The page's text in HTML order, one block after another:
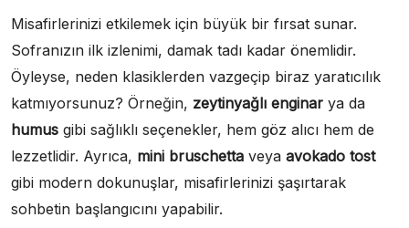
Misafirlerinizi etkilemek için büyük bir fırsat sunar.
Sofranızın ilk izlenimi, damak tadı kadar önemlidir.
Öyleyse, neden klasiklerden vazgeçip biraz yaratıcılık
katmıyorsunuz? Örneğin, zeytinyağlı enginar ya da
humus gibi sağlıklı seçenekler, hem göz alıcı hem de
lezzetlidir. Ayrıca, mini bruschetta veya avokado tost
gibi modern dokunuşlar, misafirlerinizi şaşırtarak
sohbetin başlangıcını yapabilir.